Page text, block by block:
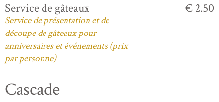
Service de gâteaux
Service de présentation et de
découpe de gâteaux pour
anniversaires et événements (prix
par personne)
€ 2.50
Cascade